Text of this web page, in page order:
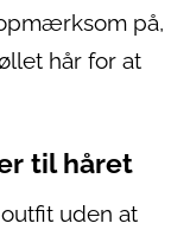
på,
hår for at
til håret
uden at